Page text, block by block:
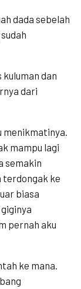
dada sebelah
kuluman dan
dari
menikmatinya.
mampu lagi
semakin
terdongak ke
biasa
pernah aku
ke mana.